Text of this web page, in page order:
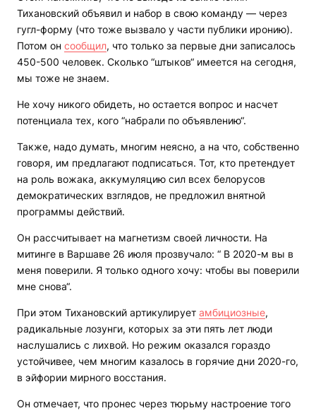
Тихановский объявил и набор в свою команду — через
гугл-форму (что тоже вызвало у части публики иронию).
Потом он сообщил, что только за первые дни записалось
450-500 человек. Сколько “штыков“ имеется на сегодня,
мы тоже не знаем.
Не хочу никого обидеть, но остается вопрос и насчет
потенциала тех, кого “набрали по объявлению“.
Также, надо думать, многим неясно, а на что, собственно
говоря, им предлагают подписаться. Тот, кто претендует
на роль вожака, аккумуляцию сил всех белорусов
демократических взглядов, не предложил внятной
программы действий.
Он рассчитывает на магнетизм своей личности. На
митинге в Варшаве 26 июля прозвучало: “ В 2020-м вы в
меня поверили. Я только одного хочу: чтобы вы поверили
мне снова“.
При этом Тихановский артикулирует амбициозные,
радикальные лозунги, которых за эти пять лет люди
наслушались с лихвой. Но режим оказался гораздо
устойчивее, чем многим казалось в горячие дни 2020-го,
в эйфории мирного восстания.
Он отмечает, что пронес через тюрьму настроение того